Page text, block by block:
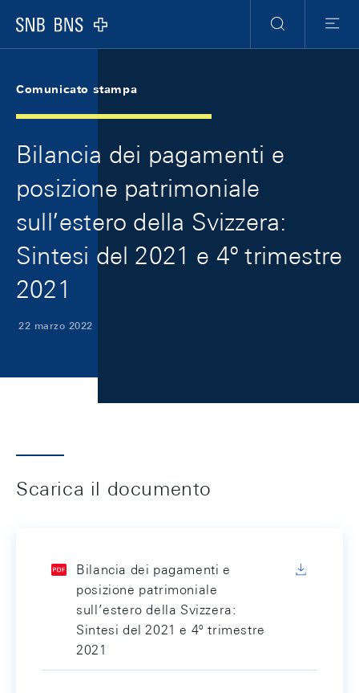
Logo
Ricerca
Menu
Comunicato stampa
Bilancia dei pagamenti e
posizione patrimoniale
sull’estero della Svizzera:
Sintesi del 2021 e 4º trimestre
2021
22 marzo 2022
Scarica il documento
Bilancia dei pagamenti e
posizione patrimoniale
sull’estero della Svizzera:
Sintesi del 2021 e 4º trimestre
2021